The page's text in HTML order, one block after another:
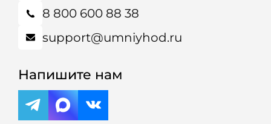
8 800 600 88 38
support@umniyhod.ru
Напишите нам